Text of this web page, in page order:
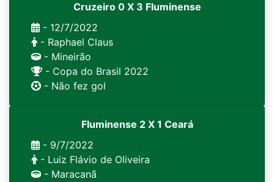
Cruzeiro 0 X 3 Fluminense
- 12/7/2022
- Raphael Claus
- Mineirão
- Copa do Brasil 2022
- Não fez gol
Fluminense 2 X 1 Ceará
- 9/7/2022
- Luiz Flávio de Oliveira
- Maracanã